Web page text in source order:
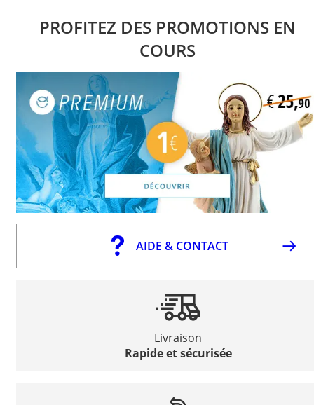
PROFITEZ DES PROMOTIONS EN
COURS
AIDE & CONTACT
Livraison
Rapide et sécurisée